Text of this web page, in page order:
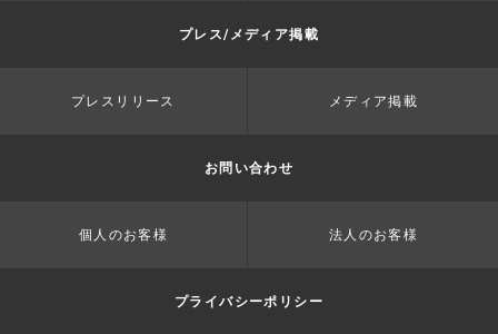
プレス/メディア掲載
プレスリリース メディア掲載
お問い合わせ
個人のお客様 法人のお客様
プライバシーポリシー